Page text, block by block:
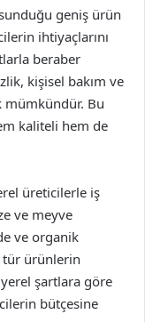
geniş ürün
ihtiyaçlarını
beraber
kişisel bakım ve
Bu
kaliteli hem de
üreticilerle iş
ve meyve
ve organik
tür ürünlerin
şartlara göre
bütçesine